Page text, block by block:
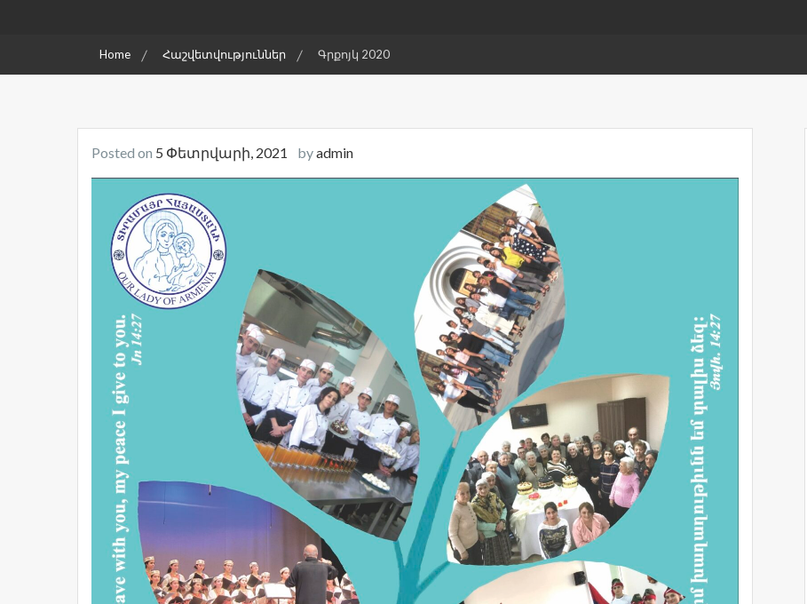
Home Հաշվետվություններ Գրքոյկ 2020
Posted on 5 Փետրվարի, 2021 byadmin